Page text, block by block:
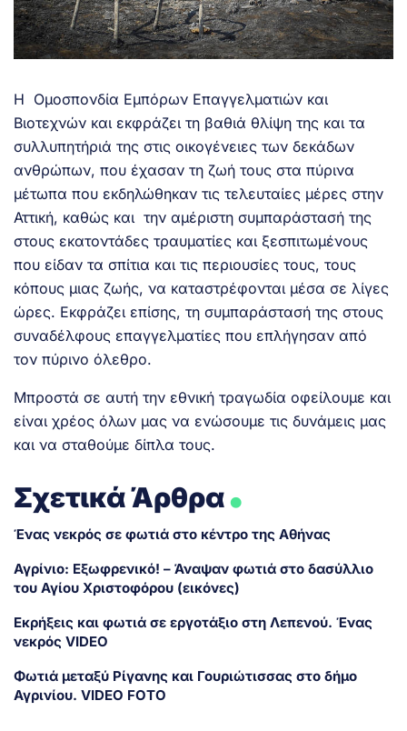
Η Ομοσπονδία Εμπόρων Επαγγελματιών και
Βιοτεχνών και εκφράζει τη βαθιά θλίψη της και τα
συλλυπητήριά της στις οικογένειες των δεκάδων
ανθρώπων, που έχασαν τη ζωή τους στα πύρινα
μέτωπα που εκδηλώθηκαν τις τελευταίες μέρες στην
Αττική, καθώς και την αμέριστη συμπαράστασή της
στους εκατοντάδες τραυματίες και ξεσπιτωμένους
που είδαν τα σπίτια και τις περιουσίες τους, τους
κόπους μιας ζωής, να καταστρέφονται μέσα σε λίγες
ώρες. Εκφράζει επίσης, τη συμπαράστασή της στους
συναδέλφους επαγγελματίες που επλήγησαν από
τον πύρινο όλεθρο.
Μπροστά σε αυτή την εθνική τραγωδία οφείλουμε και
είναι χρέος όλων μας να ενώσουμε τις δυνάμεις μας
και να σταθούμε δίπλα τους.
Σχετικά Άρθρα.
Ένας νεκρός σε φωτιά στο κέντρο της Αθήνας
Αγρίνιο: Εξωφρενικό! – Άναψαν φωτιά στο δασύλλιο
του Αγίου Χριστοφόρου (εικόνες)
Εκρήξεις και φωτιά σε εργοτάξιο στη Λεπενού. Ένας
νεκρός VIDEO
Φωτιά μεταξύ Ρίγανης και Γουριώτισσας στο δήμο
Αγρινίου. VIDEO FOTO